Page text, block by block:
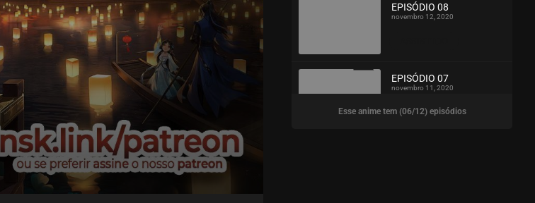
EPISÓDIO 08
novembro 12, 2020
ASSISTIDO
EPISÓDIO 07
novembro 11, 2020
Esse anime tem (06/12) episódios